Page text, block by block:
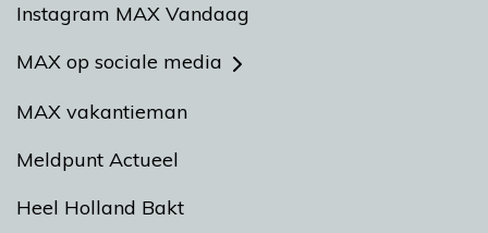
Instagram MAX Vandaag
MAX op sociale media
MAX vakantieman
Meldpunt Actueel
Heel Holland Bakt